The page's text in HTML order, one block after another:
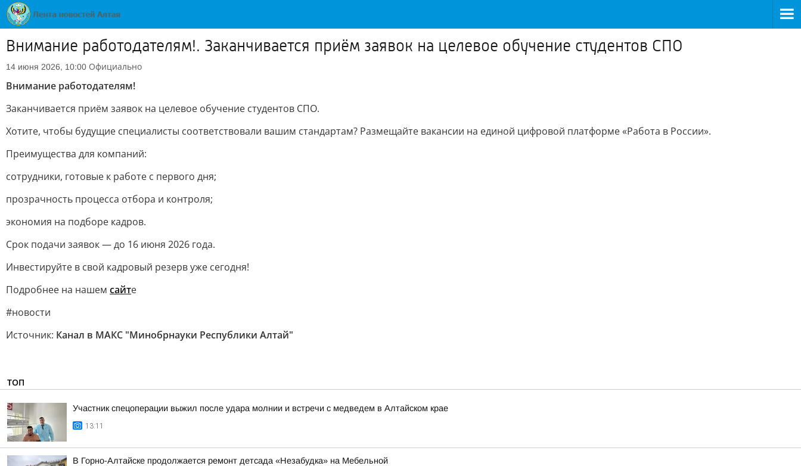
Внимание работодателям!. Заканчивается приём заявок на целевое обучение студентов СПО
14 июня 2026, 10:00 Официально
Внимание работодателям!
Заканчивается приём заявок на целевое обучение студентов СПО.
Хотите, чтобы будущие специалисты соответствовали вашим стандартам? Размещайте вакансии на единой цифровой платформе «Работа в России».
Преимущества для компаний:
сотрудники, готовые к работе с первого дня;
прозрачность процесса отбора и контроля;
экономия на подборе кадров.
Срок подачи заявок — до 16 июня 2026 года.
Инвестируйте в свой кадровый резерв уже сегодня!
Подробнее на нашем сайте
#новости
Источник: Канал в МАКС "Минобрнауки Республики Алтай"
ТОП
Участник спецоперации выжил после удара молнии и встречи с медведем в Алтайском крае
13:11
В Горно-Алтайске продолжается ремонт детсада «Незабудка» на Мебельной